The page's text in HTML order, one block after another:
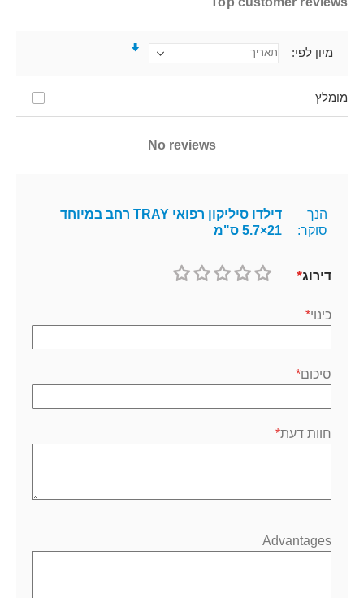
מומלץ
מיון לפי
No reviews
הנך
סוקר:
דילדו סיליקון רפואי TRAY רחב במיוחד
21×5.7 ס"מ
דירוג
כינוי
סיכום
חוות דעת
Advantages